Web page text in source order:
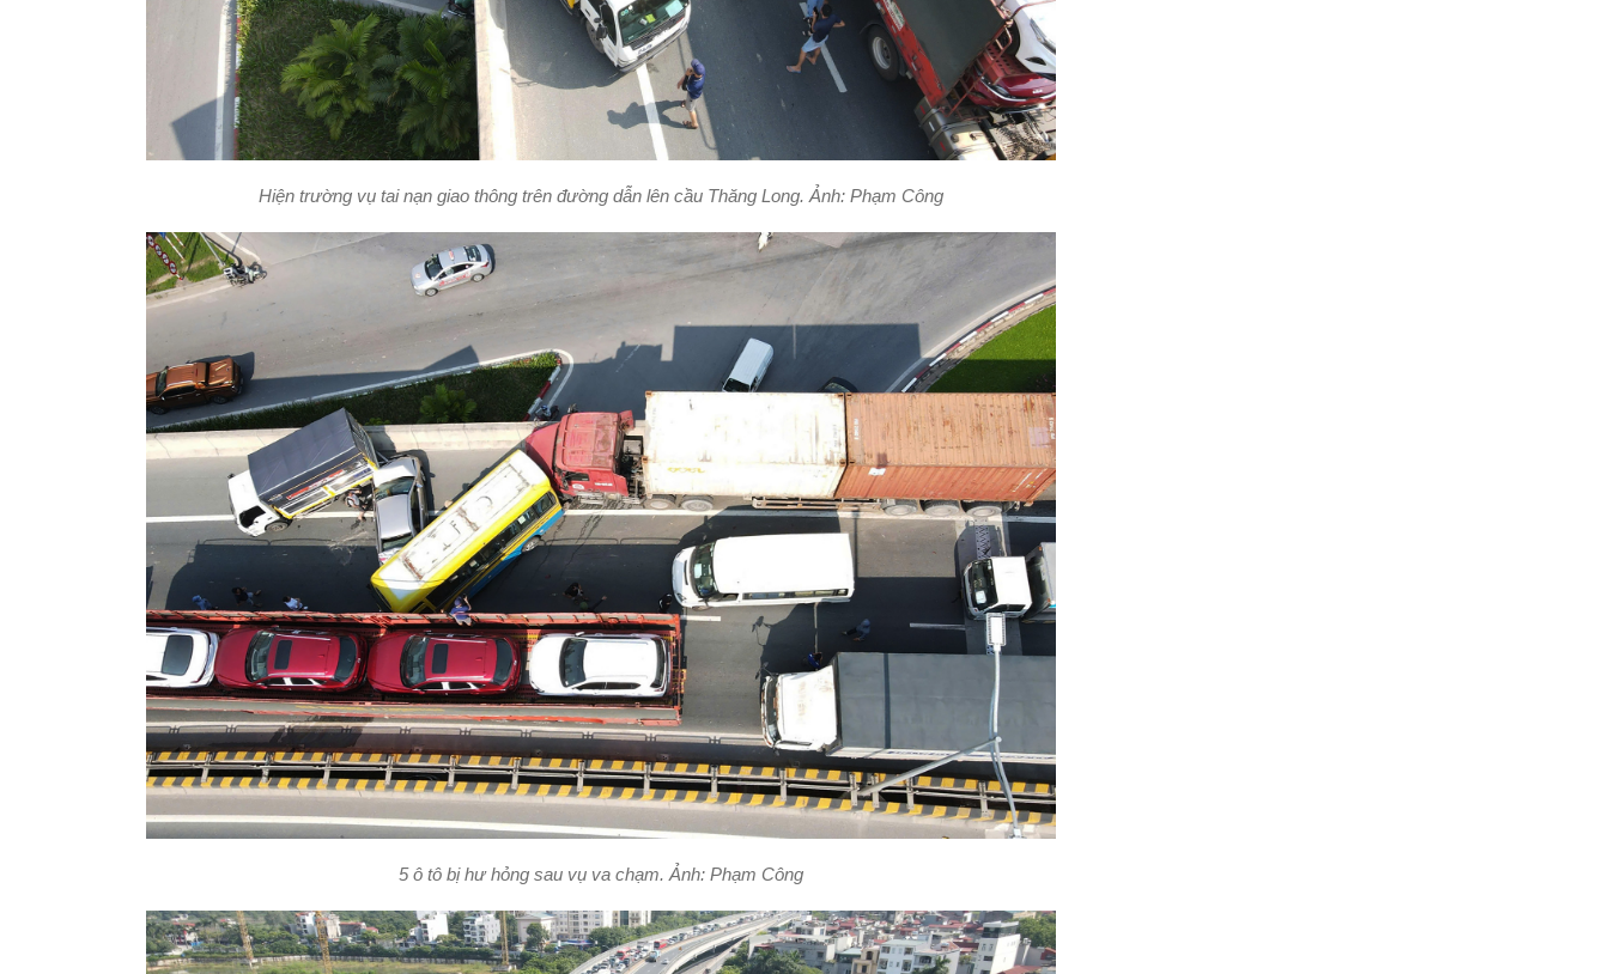
Hiện trường vụ tai nạn giao thông trên đường dẫn lên cầu Thăng Long. Ảnh: Phạm Công
5 ô tô bị hư hỏng sau vụ va chạm. Ảnh: Phạm Công